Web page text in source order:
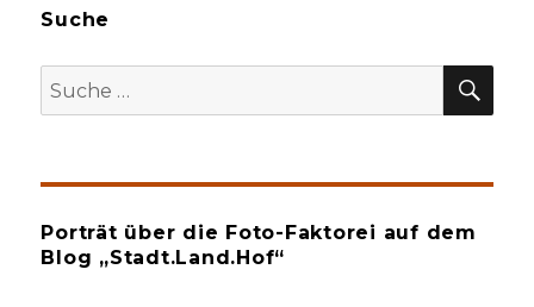
Suche
Suche
nach:
Porträt über die Foto-Faktorei auf dem
Blog „Stadt.Land.Hof“